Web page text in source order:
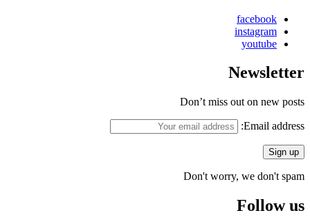
facebook
instagram
youtube
Newsletter
Don’t miss out on new posts
Email address:
Don't worry, we don't spam
Follow us